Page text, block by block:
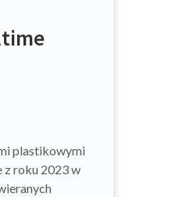
plastikowymi
z roku 2023 w